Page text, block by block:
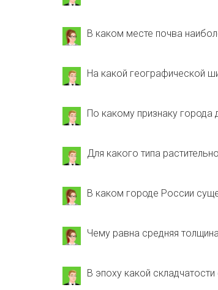
В каком месте почва
На какой географической
По какому признаку города
Для какого типа
В каком городе России
Чему равна средняя
В эпоху какой